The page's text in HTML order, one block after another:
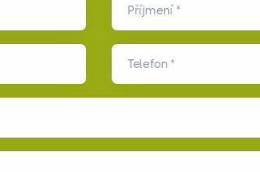
Příjmení *
Telefon *